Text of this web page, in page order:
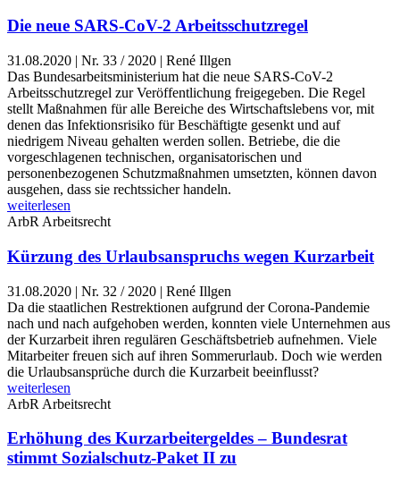
Die neue SARS-CoV-2 Arbeitsschutzregel
31.08.2020 | Nr. 33 / 2020 | René Illgen
Das Bundesarbeitsministerium hat die neue SARS-CoV-2
Arbeitsschutzregel zur Veröffentlichung freigegeben. Die Regel
stellt Maßnahmen für alle Bereiche des Wirtschaftslebens vor, mit
denen das Infektionsrisiko für Beschäftigte gesenkt und auf
niedrigem Niveau gehalten werden sollen. Betriebe, die die
vorgeschlagenen technischen, organisatorischen und
personenbezogenen Schutzmaßnahmen umsetzten, können davon
ausgehen, dass sie rechtssicher handeln.
weiterlesen
ArbR Arbeitsrecht
Kürzung des Urlaubsanspruchs wegen Kurzarbeit
31.08.2020 | Nr. 32 / 2020 | René Illgen
Da die staatlichen Restrektionen aufgrund der Corona-Pandemie
nach und nach aufgehoben werden, konnten viele Unternehmen aus
der Kurzarbeit ihren regulären Geschäftsbetrieb aufnehmen. Viele
Mitarbeiter freuen sich auf ihren Sommerurlaub. Doch wie werden
die Urlaubsansprüche durch die Kurzarbeit beeinflusst?
weiterlesen
ArbR Arbeitsrecht
Erhöhung des Kurzarbeitergeldes – Bundesrat
stimmt Sozialschutz-Paket II zu